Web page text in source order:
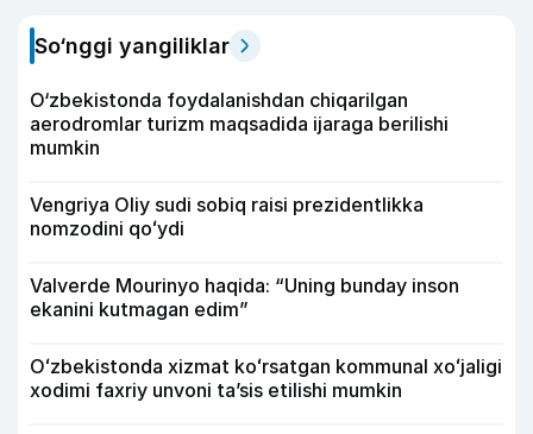
So‘nggi yangiliklar
O‘zbekistonda foydalanishdan chiqarilgan
aerodromlar turizm maqsadida ijaraga berilishi
mumkin
Vengriya Oliy sudi sobiq raisi prezidentlikka
nomzodini qoʻydi
Valverde Mourinyo haqida: “Uning bunday inson
ekanini kutmagan edim”
Oʻzbekistonda xizmat koʻrsatgan kommunal xoʻjaligi
xodimi faxriy unvoni taʼsis etilishi mumkin